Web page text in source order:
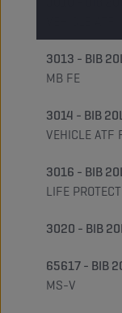
3013 - BIB
MB FE
3014 - BIB
VEHICLE ATF
3016 - BIB
LIFE
3020 - BIB
65617 - BIB
MS-V